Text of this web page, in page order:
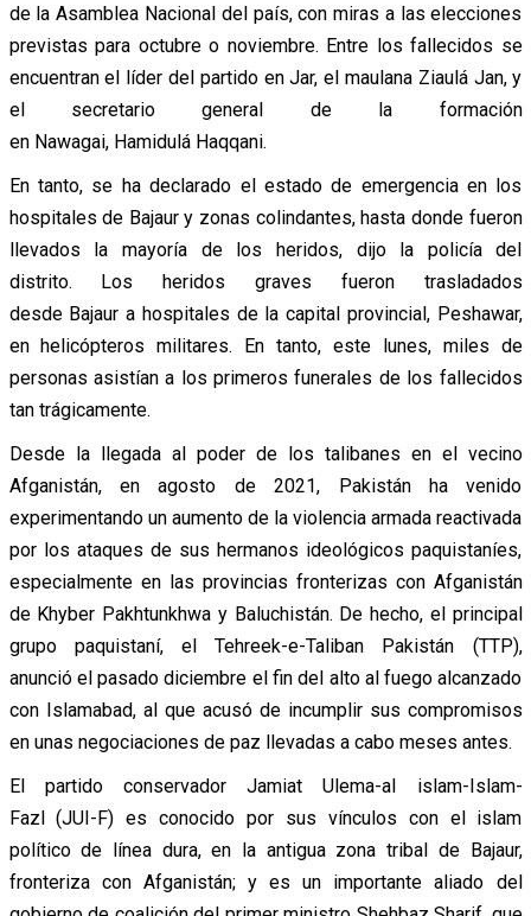
de la Asamblea Nacional del país, con miras a las elecciones
previstas para octubre o noviembre. Entre los fallecidos se
encuentran el líder del partido en Jar, el maulana Ziaulá Jan, y
el secretario general de la formación
en Nawagai, Hamidulá Haqqani.
En tanto, se ha declarado el estado de emergencia en los
hospitales de Bajaur y zonas colindantes, hasta donde fueron
llevados la mayoría de los heridos, dijo la policía del
distrito. Los heridos graves fueron trasladados
desde Bajaur a hospitales de la capital provincial, Peshawar,
en helicópteros militares. En tanto, este lunes, miles de
personas asistían a los primeros funerales de los fallecidos
tan trágicamente.
Desde la llegada al poder de los talibanes en el vecino
Afganistán, en agosto de 2021, Pakistán ha venido
experimentando un aumento de la violencia armada reactivada
por los ataques de sus hermanos ideológicos paquistaníes,
especialmente en las provincias fronterizas con Afganistán
de Khyber Pakhtunkhwa y Baluchistán. De hecho, el principal
grupo paquistaní, el Tehreek-e-Taliban Pakistán (TTP),
anunció el pasado diciembre el fin del alto al fuego alcanzado
con Islamabad, al que acusó de incumplir sus compromisos
en unas negociaciones de paz llevadas a cabo meses antes.
El partido conservador Jamiat Ulema-al islam-Islam-
Fazl (JUI-F) es conocido por sus vínculos con el islam
político de línea dura, en la antigua zona tribal de Bajaur,
fronteriza con Afganistán; y es un importante aliado del